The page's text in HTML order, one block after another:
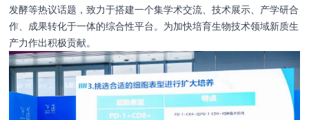
发酵等热议话题，致力于搭建一个集学术交流、技术展示、产学研合
作、成果转化于一体的综合性平台。为加快培育生物技术领域新质生
产力作出积极贡献。